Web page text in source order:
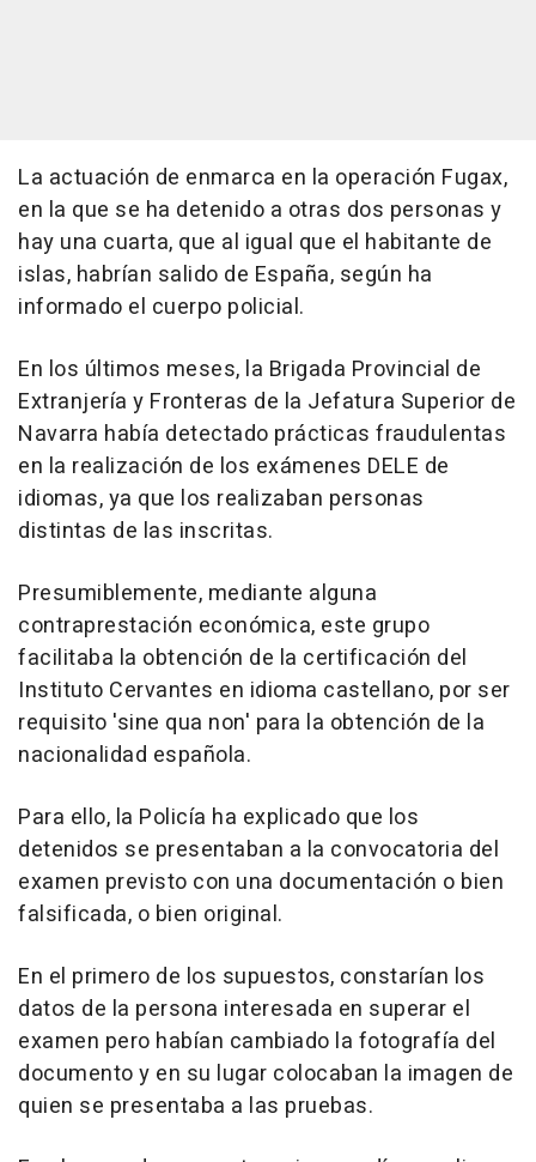
La actuación de enmarca en la operación Fugax,
en la que se ha detenido a otras dos personas y
hay una cuarta, que al igual que el habitante de
islas, habrían salido de España, según ha
informado el cuerpo policial.
En los últimos meses, la Brigada Provincial de
Extranjería y Fronteras de la Jefatura Superior de
Navarra había detectado prácticas fraudulentas
en la realización de los exámenes DELE de
idiomas, ya que los realizaban personas
distintas de las inscritas.
Presumiblemente, mediante alguna
contraprestación económica, este grupo
facilitaba la obtención de la certificación del
Instituto Cervantes en idioma castellano, por ser
requisito 'sine qua non' para la obtención de la
nacionalidad española.
Para ello, la Policía ha explicado que los
detenidos se presentaban a la convocatoria del
examen previsto con una documentación o bien
falsificada, o bien original.
En el primero de los supuestos, constarían los
datos de la persona interesada en superar el
examen pero habían cambiado la fotografía del
documento y en su lugar colocaban la imagen de
quien se presentaba a las pruebas.